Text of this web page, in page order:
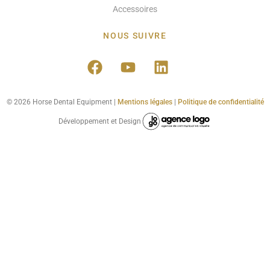
Accessoires
NOUS SUIVRE
© 2026 Horse Dental Equipment | Mentions légales| Politique de confidentialité
Développement et Design